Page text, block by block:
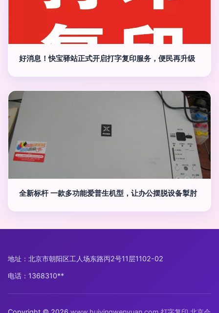
好消息！快宝驿站正式开启打字复印服务，便民再升级
全新标杆 一款多功能爱普生机型，让办公摆脱设备掣肘
地址：北京市朝阳区工人场东路丙2号11层1102-02
电话：1368310**